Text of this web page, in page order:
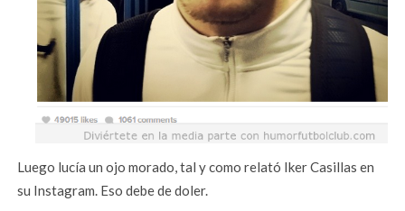
Luego lucía un ojo morado, tal y como relató Iker Casillas en
su Instagram. Eso debe de doler.